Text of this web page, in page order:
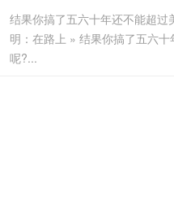
结果你搞了五六十年还不能超
明：在路上 » 结果你搞了五六
呢?...